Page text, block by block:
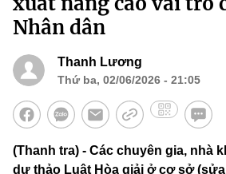
Nhân dân
Thanh Lương
Thứ ba, 02/06/2026 - 21:05
(Thanh tra) - Các chuyên gia, nhà
dự thảo Luật Hòa giải ở cơ sở